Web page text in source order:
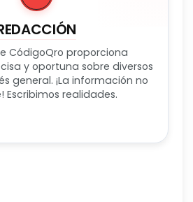
CódigoQro proporciona
y oportuna sobre diversos
general. ¡La información no
Escribimos realidades.